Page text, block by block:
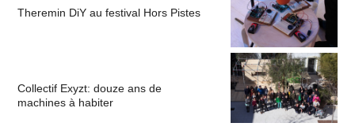
Theremin DiY au festival Hors Pistes
Collectif Exyzt: douze ans de
machines à habiter